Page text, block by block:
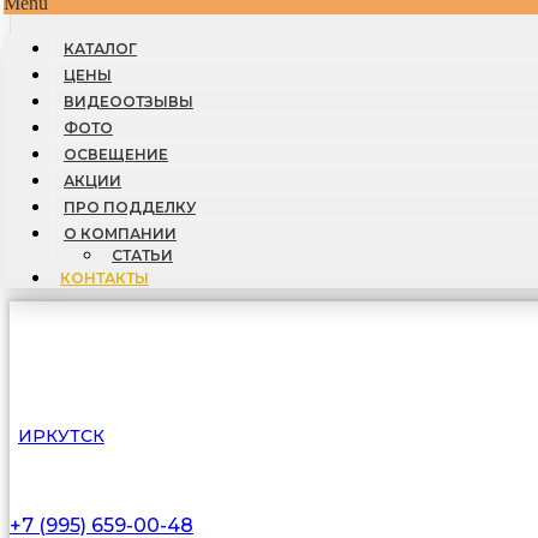
КАТАЛОГ
ЦЕНЫ
ВИДЕООТЗЫВЫ
ФОТО
ОСВЕЩЕНИЕ
АКЦИИ
ПРО ПОДДЕЛКУ
О КОМПАНИИ
СТАТЬИ
КОНТАКТЫ
ИРКУТСК
+7 (995) 659-00-48